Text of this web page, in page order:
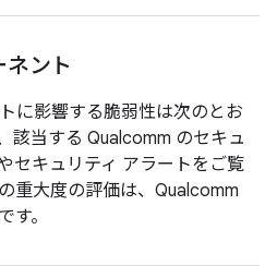
ント
に影響する脆弱性は次のとお
該当する Qualcomm のセキュ
セキュリティ アラートをご覧
重大度の評価は、Qualcomm
す。